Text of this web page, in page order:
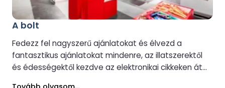
A bolt
Fedezz fel nagyszerű ajánlatokat és élvezd a
fantasztikus ajánlatokat mindenre, az illatszerektől
és édességektől kezdve az elektronikai cikkeken át